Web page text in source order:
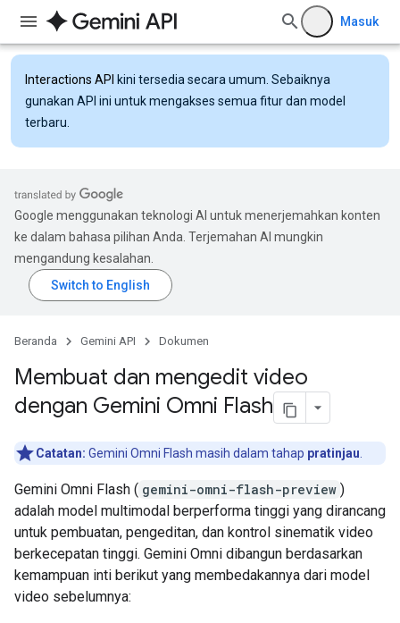
Masuk
Interactions API kini tersedia secara umum. Sebaiknya
gunakan API ini untuk mengakses semua fitur dan model
terbaru.
Google menggunakan teknologi AI untuk menerjemahkan konten
ke dalam bahasa pilihan Anda. Terjemahan AI mungkin
mengandung kesalahan.
Beranda Gemini API Dokumen
Membuat dan mengedit video
dengan Gemini Omni Flash
Catatan: Gemini Omni Flash masih dalam tahap pratinjau
Gemini Omni Flash ( gemini-omni-flash-preview )
adalah model multimodal berperforma tinggi yang dirancang
untuk pembuatan, pengeditan, dan kontrol sinematik video
berkecepatan tinggi. Gemini Omni dibangun berdasarkan
kemampuan inti berikut yang membedakannya dari model
video sebelumnya: